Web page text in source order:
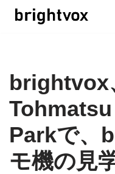
ン
ツ
へ
キ
プ
brightvox
Parkで、
モ機の見